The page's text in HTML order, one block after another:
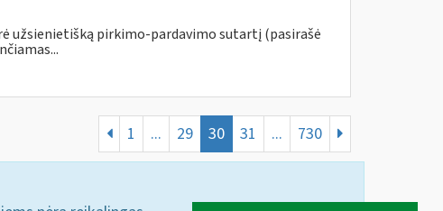
užsienietišką pirkimo-pardavimo sutartį (pasirašė
1 ... 29 30 31 ... 730